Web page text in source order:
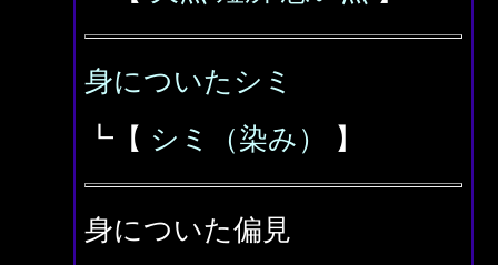
身についたシミ
┗【 シミ（染み） 】
身についた偏見